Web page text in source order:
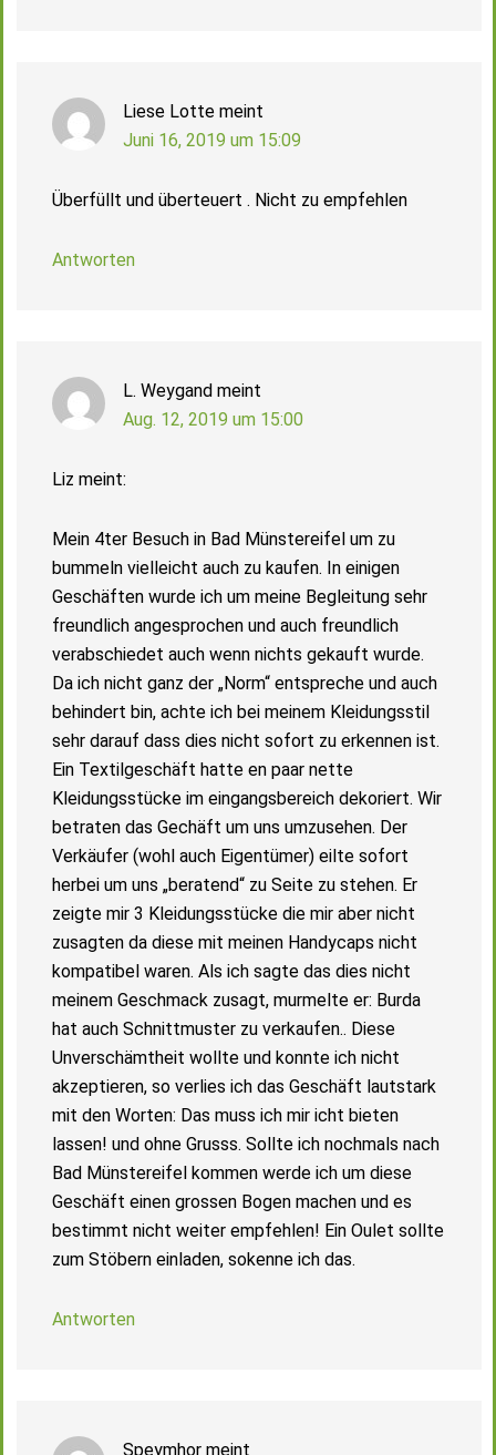
Liese Lotte meint
Juni 16, 2019 um 15:09
Überfüllt und überteuert . Nicht zu empfehlen
Antworten
L. Weygand meint
Aug. 12, 2019 um 15:00
Liz meint:
Mein 4ter Besuch in Bad Münstereifel um zu
bummeln vielleicht auch zu kaufen. In einigen
Geschäften wurde ich um meine Begleitung sehr
freundlich angesprochen und auch freundlich
verabschiedet auch wenn nichts gekauft wurde.
Da ich nicht ganz der „Norm“ entspreche und auch
behindert bin, achte ich bei meinem Kleidungsstil
sehr darauf dass dies nicht sofort zu erkennen ist.
Ein Textilgeschäft hatte en paar nette
Kleidungsstücke im eingangsbereich dekoriert. Wir
betraten das Gechäft um uns umzusehen. Der
Verkäufer (wohl auch Eigentümer) eilte sofort
herbei um uns „beratend“ zu Seite zu stehen. Er
zeigte mir 3 Kleidungsstücke die mir aber nicht
zusagten da diese mit meinen Handycaps nicht
kompatibel waren. Als ich sagte das dies nicht
meinem Geschmack zusagt, murmelte er: Burda
hat auch Schnittmuster zu verkaufen.. Diese
Unverschämtheit wollte und konnte ich nicht
akzeptieren, so verlies ich das Geschäft lautstark
mit den Worten: Das muss ich mir icht bieten
lassen! und ohne Grusss. Sollte ich nochmals nach
Bad Münstereifel kommen werde ich um diese
Geschäft einen grossen Bogen machen und es
bestimmt nicht weiter empfehlen! Ein Oulet sollte
zum Stöbern einladen, sokenne ich das.
Antworten
Speymhor meint